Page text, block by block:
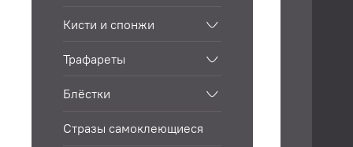
Кисти и спонжи
Трафареты
Блёстки
Стразы самоклеющиеся